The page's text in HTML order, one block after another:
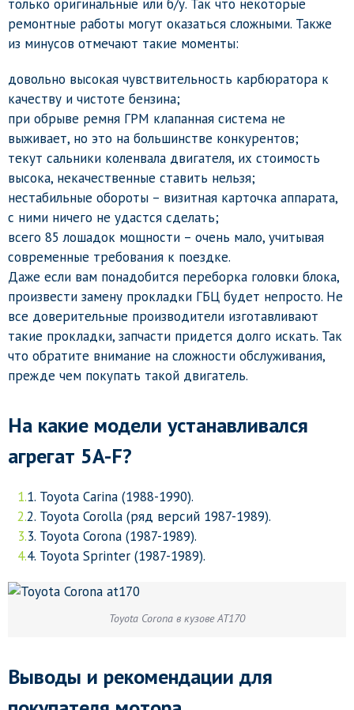
только оригинальные или б/у. Так что некоторые
ремонтные работы могут оказаться сложными. Также
из минусов отмечают такие моменты:
довольно высокая чувствительность карбюратора к
качеству и чистоте бензина;
при обрыве ремня ГРМ клапанная система не
выживает, но это на большинстве конкурентов;
текут сальники коленвала двигателя, их стоимость
высока, некачественные ставить нельзя;
нестабильные обороты – визитная карточка аппарата,
с ними ничего не удастся сделать;
всего 85 лошадок мощности – очень мало, учитывая
современные требования к поездке.
Даже если вам понадобится переборка головки блока,
произвести замену прокладки ГБЦ будет непросто. Не
все доверительные производители изготавливают
такие прокладки, запчасти придется долго искать. Так
что обратите внимание на сложности обслуживания,
прежде чем покупать такой двигатель.
На какие модели устанавливался
агрегат 5A-F?
Toyota Carina (1988-1990).
Toyota Corolla (ряд версий 1987-1989).
Toyota Corona (1987-1989).
Toyota Sprinter (1987-1989).
Toyota Corona в кузове AT170
Выводы и рекомендации для